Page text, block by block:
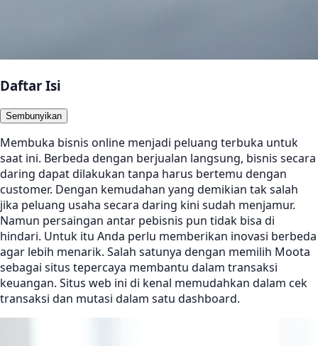
Daftar Isi
Sembunyikan
Membuka bisnis online menjadi peluang terbuka untuk
saat ini. Berbeda dengan berjualan langsung, bisnis secara
daring dapat dilakukan tanpa harus bertemu dengan
customer. Dengan kemudahan yang demikian tak salah
jika peluang usaha secara daring kini sudah menjamur.
Namun persaingan antar pebisnis pun tidak bisa di
hindari. Untuk itu Anda perlu memberikan inovasi berbeda
agar lebih menarik. Salah satunya dengan memilih Moota
sebagai situs tepercaya membantu dalam transaksi
keuangan. Situs web ini di kenal memudahkan dalam cek
transaksi dan mutasi dalam satu dashboard.